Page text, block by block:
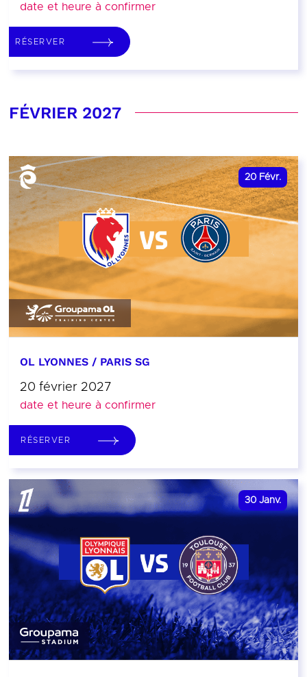
date et heure à confirmer
RÉSERVER
FÉVRIER 2027
20 Févr.
OL LYONNES / PARIS SG
20 février 2027
date et heure à confirmer
RÉSERVER
30 Janv.